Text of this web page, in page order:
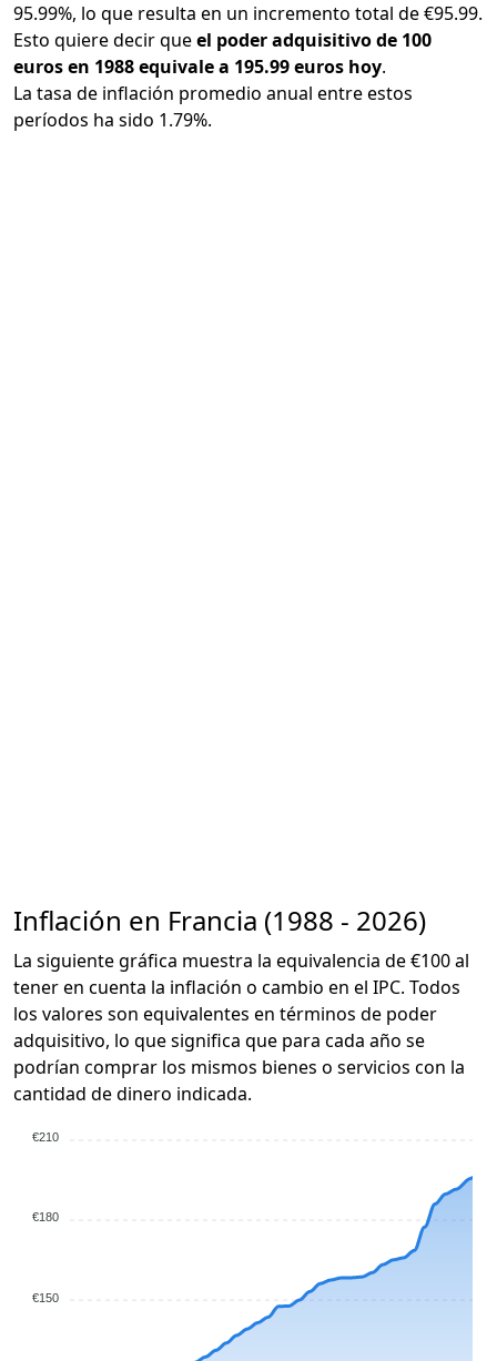
95.99%, lo que resulta en un incremento total de €95.99.
Esto quiere decir queel poder adquisitivo de 100
euros en 1988 equivale a 195.99 euros hoy.
La tasa de inflación promedio anual entre estos
períodos ha sido 1.79%.
Inflación en Francia (1988 - 2026)
La siguiente gráfica muestra la equivalencia de €100 al
tener en cuenta la inflación o cambio en el IPC. Todos
los valores son equivalentes en términos de poder
adquisitivo, lo que significa que para cada año se
podrían comprar los mismos bienes o servicios con la
cantidad de dinero indicada.
€210
€180
€150